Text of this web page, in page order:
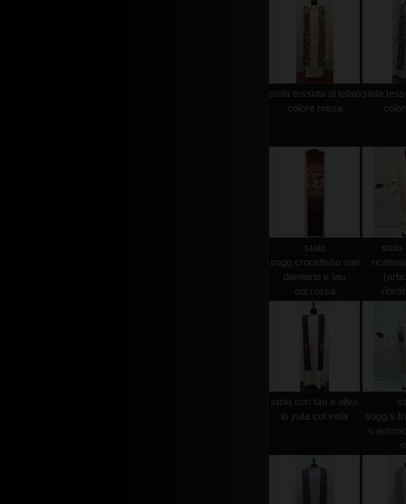
stola tessuta al telaio
colore rossa
stola
stola
sogg.crocefisso san
damiano e tau
col.rossa
stola
stola con tau e olivo
in yuta col viola